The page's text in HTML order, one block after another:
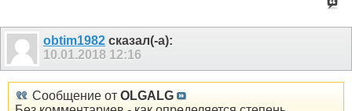
obtim1982 сказал(-а):
10.01.2018 12:16
Сообщение от OLGALG